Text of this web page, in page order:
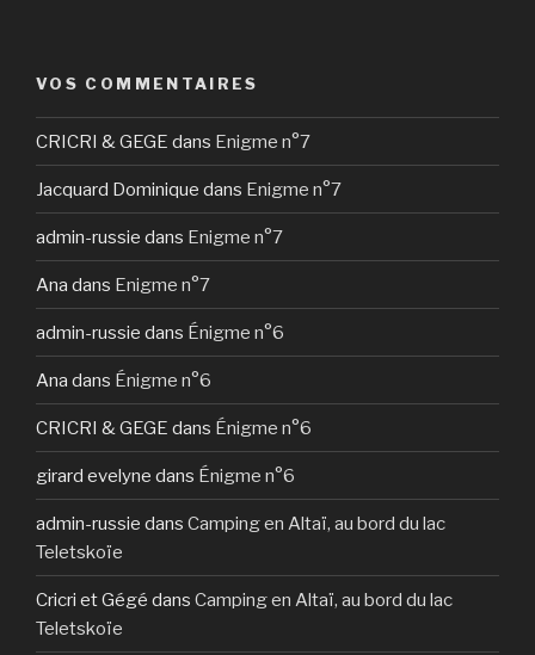
VOS COMMENTAIRES
CRICRI & GEGE dans Enigme n°7
Jacquard Dominique dans Enigme n°7
admin-russie dans Enigme n°7
Ana dans Enigme n°7
admin-russie dans Énigme n°6
Ana dans Énigme n°6
CRICRI & GEGE dans Énigme n°6
girard evelyne dans Énigme n°6
admin-russie dans Camping en Altaï, au bord du lac
Teletskoïe
Cricri et Gégé dans Camping en Altaï, au bord du lac
Teletskoïe